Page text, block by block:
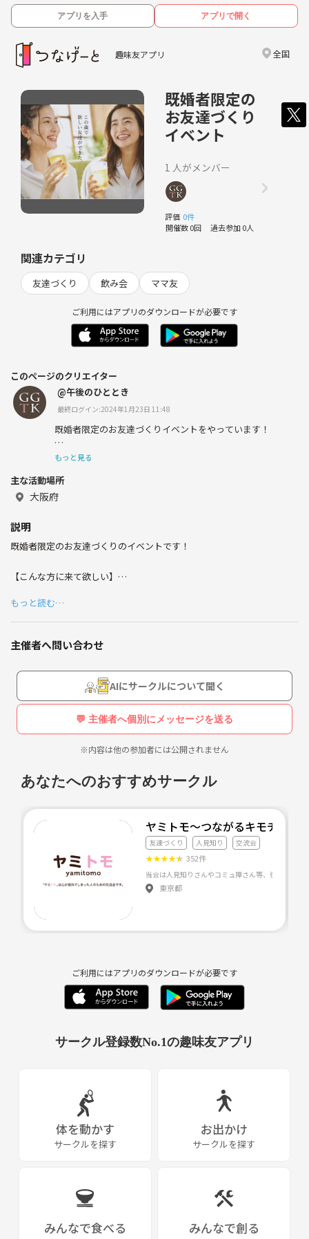
アプリを入手 アプリで開く
趣味友アプリ 全国
既婚者限定の
お友達づくり
イベント
1 人がメンバー
評価 0件
開催数 0回 過去参加 0人
関連カテゴリ
友達づくり 飲み会 ママ友
ご利用にはアプリのダウンロードが必要です
このページのクリエイター
@午後のひととき
最終ログイン:2024年1月23日 11:48
既婚者限定のお友達づくりイベントをやっています！
【こんな方に来て欲しい】
もっと見る
主な活動場所
大阪府
説明
既婚者限定のお友達づくりのイベントです！
【こんな方に来て欲しい】
・趣味友達を作りたい
・ドキドキ、ワクワクしたい
・ママ友、パパ友を作りたい
・共通点がある方と話したい
もっと読む…
主催者へ問い合わせ
AIにサークルについて聞く
💬 主催者へ個別にメッセージを送る
※内容は他の参加者には公開されません
あなたへのおすすめサークル
ヤミトモ～つながるキモチ～
友達づくり 人見知り 交流会
★★★★★ 352件
東京都
ご利用にはアプリのダウンロードが必要です
サークル登録数No.1の趣味友アプリ
体を動かす
サークルを探す
お出かけ
サークルを探す
みんなで食べる みんなで創る